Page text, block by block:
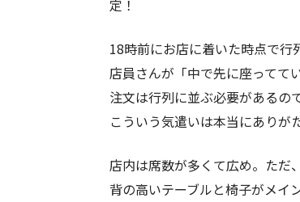
定！
18時前にお店に着いた時点で行
店員さんが「中で先に座ってて
注文は行列に並ぶ必要があるの
こういう気遣いは本当にありが
店内は席数が多くて広め。ただ
背の高いテーブルと椅子がメイ